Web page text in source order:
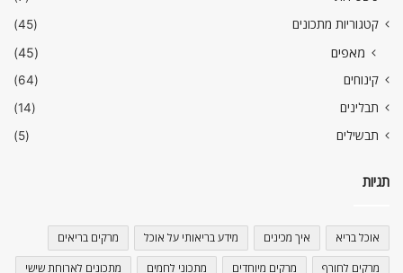
קטגוריות מתכונים
(45)
מאפים (45)
קינוחים
(64)
תבלינים
(14)
תבשילים
(5)
תגיות
אוכל בריא איך מכינים מידע בריאותי על אוכל מרקים בריאים
מרקים לחורף מרקים מיוחדים מתכוני לחמים מתכונים לארוחת שישי